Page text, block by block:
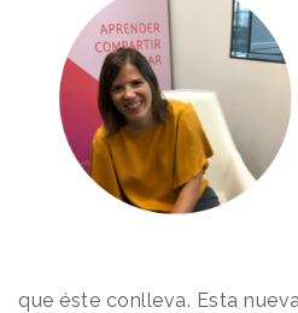
que éste conlleva. Esta